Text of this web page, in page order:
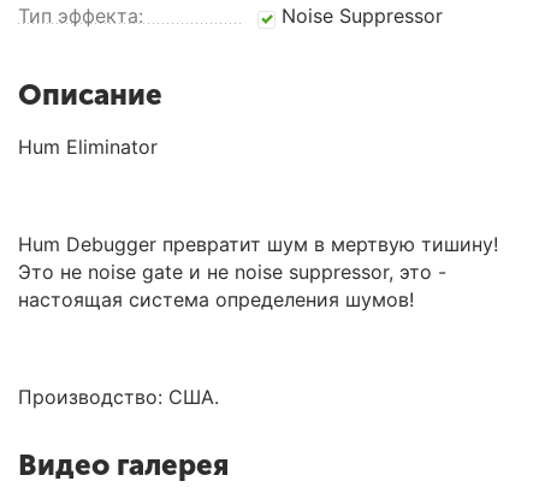
Тип эффекта: Noise Suppressor
Описание
Hum Eliminator
Hum Debugger превратит шум в мертвую тишину!
Это не noise gate и не noise suppressor, это -
настоящая система определения шумов!
Производство: США.
Видео галерея